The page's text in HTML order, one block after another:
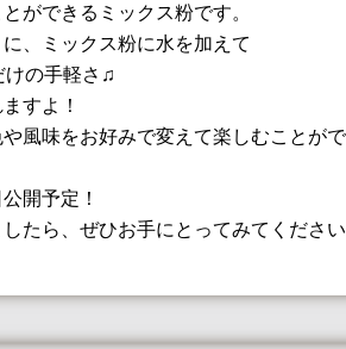
ができるミックス粉です。
、ミックス粉に水を加えて
けの手軽さ♫
すよ！
風味をお好みで変えて楽しむことがで
開予定！
たら、ぜひお手にとってみてください